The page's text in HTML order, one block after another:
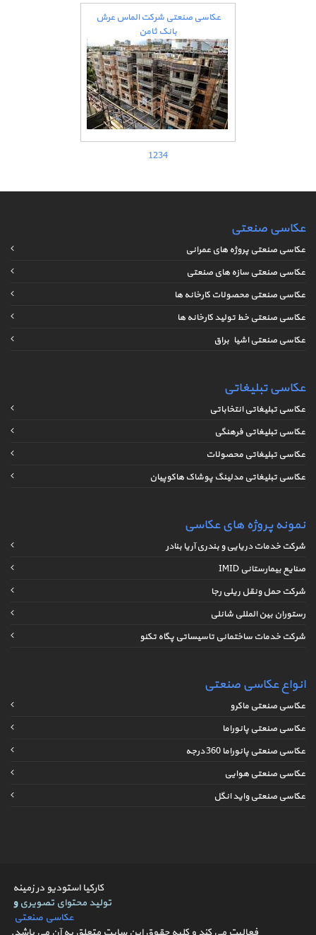
عکاسی صنعتی شرکت الماس عرش
بانک ثامن
1234
عکاسی صنعتی
عکاسی صنعتی پروژه های عمرانی
عکاسی صنعتی سازه های صنعتی
عکاسی صنعتی محصولات کارخانه ها
عکاسی صنعتی خط تولید کارخانه ها
عکاسی صنعتی اشیاء براق
عکاسی تبلیغاتی
عکاسی تبلیغاتی انتخاباتی
عکاسی تبلیغاتی فرهنگی
عکاسی تبلیغاتی محصولات
عکاسی تبلیغاتی مدلینگ پوشاک هاکوپیان
نمونه پروژه های عکاسی
شرکت خدمات دریایی و بندری آریا بنادر
صنایع بیمارستانی IMID
شرکت حمل ونقل ریلی رجا
رستوران بین المللی شانلی
شرکت خدمات ساختمانی تاسیساتی پگاه تکنو
انواع عکاسی صنعتی
عکاسی صنعتی ماکرو
عکاسی صنعتی پانوراما
عکاسی صنعتی پانوراما 360 درجه
عکاسی صنعتی هوایی
عکاسی صنعتی واید انگل
کارکیا استودیو در زمینه
تولید محتوای تصویریو
عکاسی صنعتی